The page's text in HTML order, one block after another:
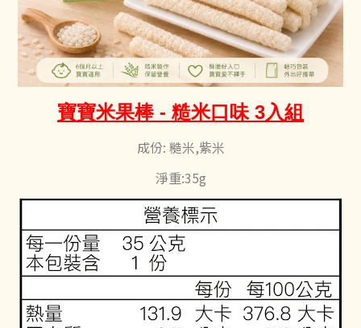
寶寶米果棒 - 糙米口味 3入組
成份: 糙米,紫米
淨重:35g